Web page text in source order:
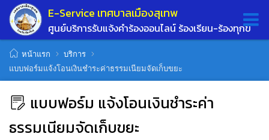
E-Service เทศบาลเมืองสุเทพ
ศูนย์บริการรับแจ้งคำร้องออนไลน์ ร้องเรียน-ร้องทุกข์
หน้าแรก
บริการ
แบบฟอร์มแจ้งโอนเงินชำระค่าธรรมเนียมจัดเก็บขยะ
แบบฟอร์ม แจ้งโอนเงินชำระค่า
ธรรมเนียมจัดเก็บขยะ